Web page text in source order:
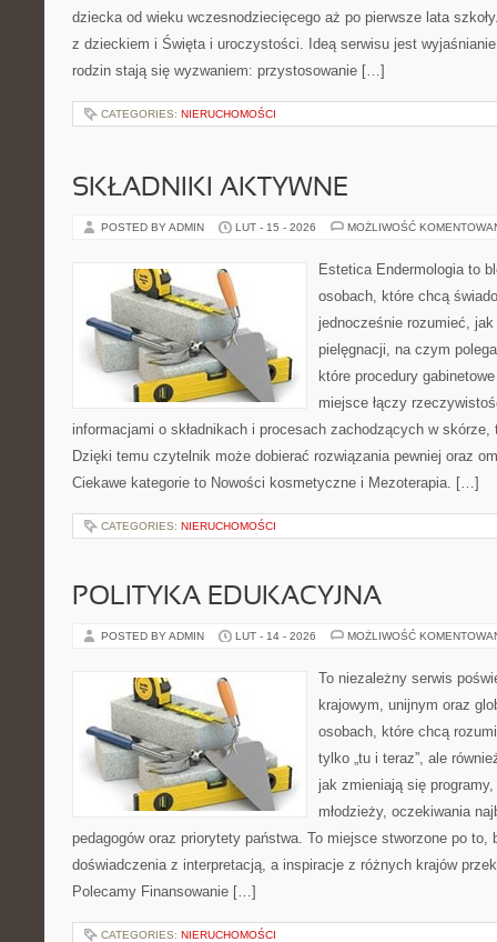
dziecka od wieku wczesnodziecięcego aż po pierwsze lata
z dzieckiem i Święta i uroczystości. Ideą serwisu jest
rodzin stają się wyzwaniem: przystosowanie […]
CATEGORIES: NIERUCHOMOŚCI
SKŁADNIKI AKTYWNE
POSTED BY ADMIN LUT - 15 - 2026 MOŻLIWOŚĆ
Estetica Endermologia to
osobach, które chcą
jednocześnie rozumieć, jak
pielęgnacji, na czym
które procedury
miejsce łączy
informacjami o składnikach i procesach zachodzących w
Dzięki temu czytelnik może dobierać rozwiązania pewniej oraz
Ciekawe kategorie to Nowości kosmetyczne i Mezoterapia. […]
CATEGORIES: NIERUCHOMOŚCI
POLITYKA EDUKACYJNA
POSTED BY ADMIN LUT - 14 - 2026 MOŻLIWOŚĆ
To niezależny serwis
krajowym, unijnym oraz
osobach, które chcą
tylko „tu i teraz”, ale
jak zmieniają się
młodzieży, oczekiwania
pedagogów oraz priorytety państwa. To miejsce stworzone po to,
doświadczenia z interpretacją, a inspiracje z różnych krajów
Polecamy Finansowanie […]
CATEGORIES: NIERUCHOMOŚCI